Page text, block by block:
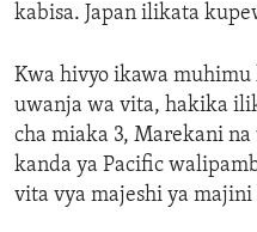
kabisa. Japan ilikata
Kwa hivyo ikawa muhimu
uwanja wa vita, hakika
cha miaka 3, Marekani
kanda ya Pacific
vita vya majeshi ya